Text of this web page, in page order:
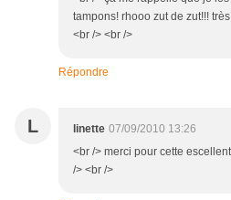
tampons! rhooo zut de zut!!!
<br /> <br />
Répondre
L linette 07/09/2010 13:26
<br /> merci pour cette
/> <br />